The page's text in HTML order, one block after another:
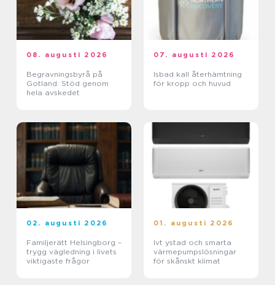
08. augusti 2026
Begravningsbyrå på
Gotland: Stöd genom
hela avskedet
07. augusti 2026
Isbad kall återhämtning
för kropp och huvud
02. augusti 2026
Familjerätt Helsingborg –
trygg vägledning i livets
viktigaste frågor
01. augusti 2026
Ivt ystad och smarta
värmepumpslösningar
för skånskt klimat